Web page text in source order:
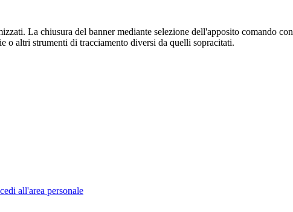
La chiusura del banner mediante selezione dell'apposito comando
o altri strumenti di tracciamento diversi da quelli sopracitati.
all'area personale